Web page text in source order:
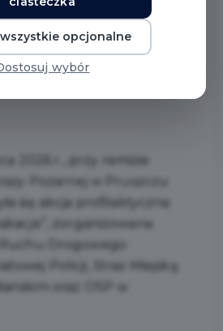
2026 r., przy remizie
Pożarnej w Pruszczu
się akcja profilaktyczna
zorganizowana
Drogowego
Policji, Straż Miejską
oraz OSP w
opcjonalne
wybór